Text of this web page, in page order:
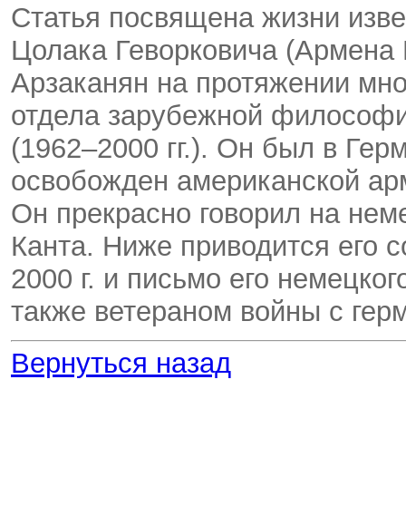
Статья посвящена жизни
Цолака Геворковича (Армена
Арзаканян на протяжении
отдела зарубежной
(1962–2000 гг.). Он был в
освобожден американской
Он прекрасно говорил на
Канта. Ниже приводится его
2000 г. и письмо его
также ветераном войны с
Вернуться назад